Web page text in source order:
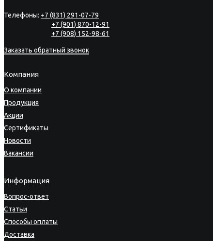
Телефоны: +7 (831) 291-07-79
+7 (901) 870-12-91
+7 (908) 152-98-61
Заказать обратный звонок
Компания
О компании
Продукция
Акции
Сертификаты
Новости
Вакансии
Информация
Вопрос-ответ
Статьи
Способы оплаты
Доставка